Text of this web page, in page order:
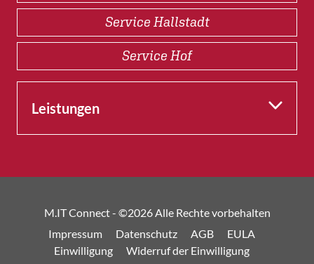
Service Hallstadt
Service Hof
Leistungen
M.IT Connect - ©2026 Alle Rechte vorbehalten
Impressum
Datenschutz AGB
EULA
Einwilligung
Widerruf der Einwilligung